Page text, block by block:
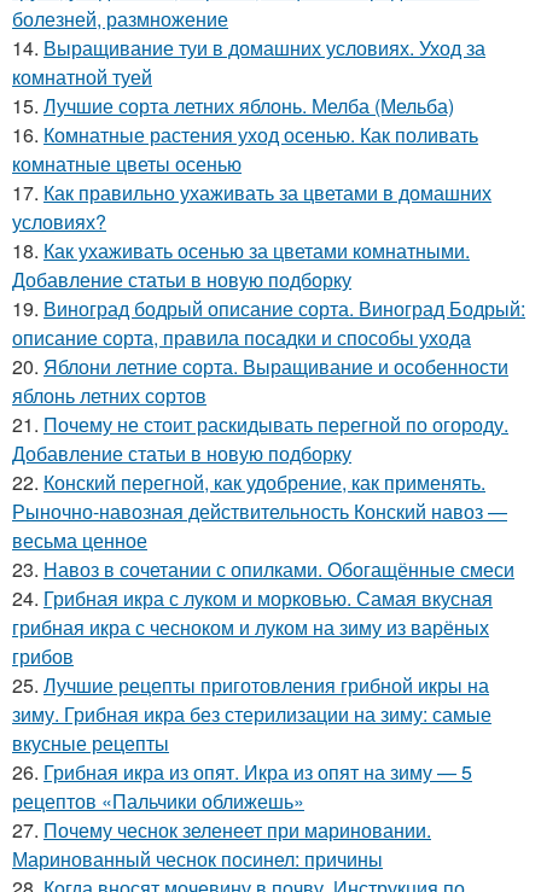
болезней, размножение
14. Выращивание туи в домашних условиях. Уход за
комнатной туей
15. Лучшие сорта летних яблонь. Мелба (Мельба)
16. Комнатные растения уход осенью. Как поливать
комнатные цветы осенью
17. Как правильно ухаживать за цветами в домашних
условиях?
18. Как ухаживать осенью за цветами комнатными.
Добавление статьи в новую подборку
19. Виноград бодрый описание сорта. Виноград Бодрый:
описание сорта, правила посадки и способы ухода
20. Яблони летние сорта. Выращивание и особенности
яблонь летних сортов
21. Почему не стоит раскидывать перегной по огороду.
Добавление статьи в новую подборку
22. Конский перегной, как удобрение, как применять.
Рыночно-навозная действительность Конский навоз —
весьма ценное
23. Навоз в сочетании с опилками. Обогащённые смеси
24. Грибная икра с луком и морковью. Самая вкусная
грибная икра с чесноком и луком на зиму из варёных
грибов
25. Лучшие рецепты приготовления грибной икры на
зиму. Грибная икра без стерилизации на зиму: самые
вкусные рецепты
26. Грибная икра из опят. Икра из опят на зиму — 5
рецептов «Пальчики оближешь»
27. Почему чеснок зеленеет при мариновании.
Маринованный чеснок посинел: причины